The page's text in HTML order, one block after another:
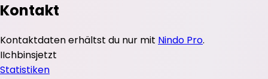
Kontakt
Kontaktdaten erhältst du nur mit Nindo Pro.
IIchbinsjetzt
Statistiken